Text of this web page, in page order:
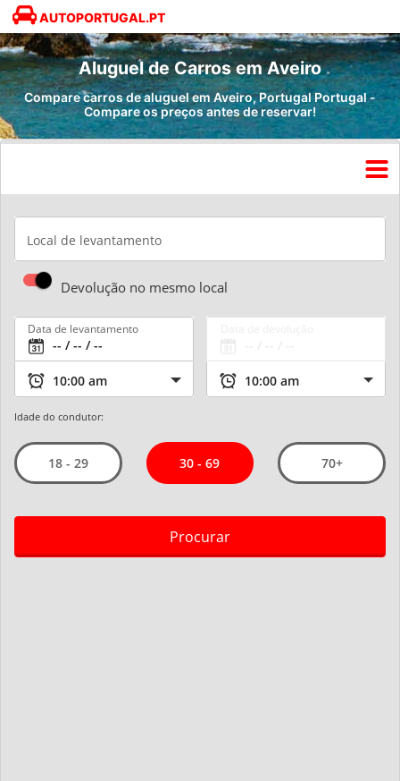
AUTOPORTUGAL.PT
Aluguel de Carros em Aveiro
Compare carros de aluguel em Aveiro, Portugal Portugal -
Compare os preços antes de reservar!
Local de levantamento
Devolução no mesmo local
Data de levantamento
Idade do condutor:
18 - 29 30 - 69 70+
Procurar